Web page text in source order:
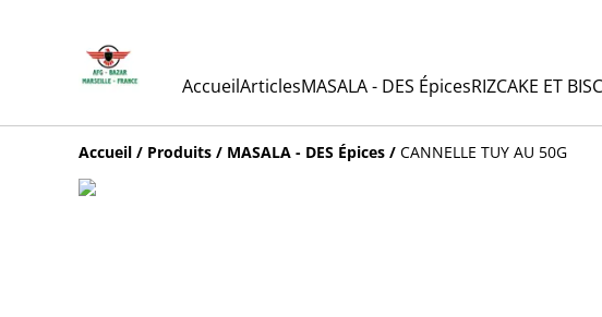
AccueilArticlesMASALA - DES ÉpicesRIZCAKE ET
Accueil / Produits / MASALA - DES Épices / CANNELLE TUY AU 50G